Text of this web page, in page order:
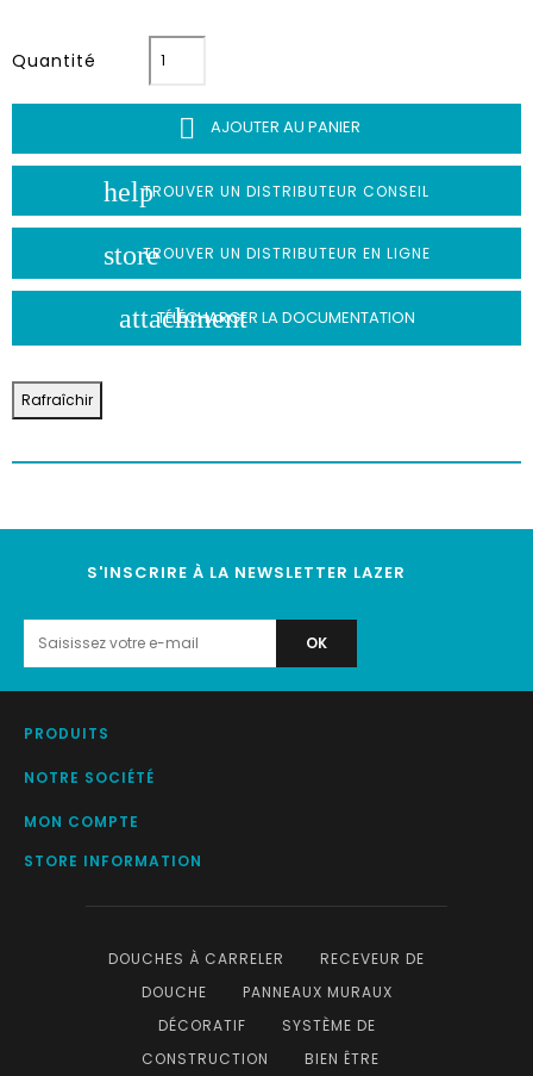
Quantité
 AJOUTER AU PANIER
helpTROUVER UN DISTRIBUTEUR CONSEIL
storeTROUVER UN DISTRIBUTEUR EN LIGNE
attachment
TÉLÉCHARGER LA DOCUMENTATION
S'INSCRIRE À LA NEWSLETTER LAZER
PRODUITS
NOTRE SOCIÉTÉ
MON COMPTE
STORE INFORMATION
DOUCHES À CARRELER
RECEVEUR DE
DOUCHE
PANNEAUX MURAUX
DÉCORATIF
SYSTÈME DE
CONSTRUCTION
BIEN ÊTRE